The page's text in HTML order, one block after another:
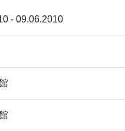
- 09.06.2010